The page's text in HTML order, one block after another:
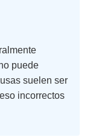
puede
suelen ser
incorrectos